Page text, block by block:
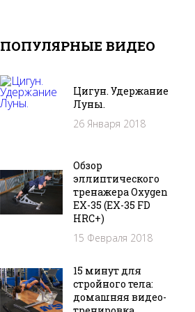
ПОПУЛЯРНЫЕ ВИДЕО
Цигун. Удержание
Луны.
26 Января 2018
Обзор
эллиптического
тренажера Oxygen
EX-35 (EX-35 FD
HRC+)
15 Февраля 2018
15 минут для
стройного тела:
домашняя видео-